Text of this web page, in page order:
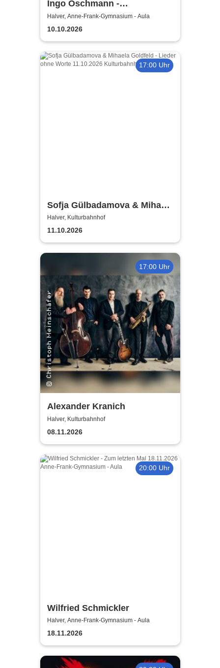
Ingo Oschmann -
Kinderprogramm / Schnick
Schnacks wandernder
Zauberhut
Halver, Anne-Frank-Gymnasium - Aula
10.10.2026
17:00 Uhr
Sofja Gülbadamova & Mihaela
Goldfeld - Lieder ohne Worte
Halver, Kulturbahnhof
11.10.2026
17:00 Uhr
Alexander Kranich
Halver, Kulturbahnhof
08.11.2026
20:00 Uhr
Wilfried Schmickler
Halver, Anne-Frank-Gymnasium - Aula
18.11.2026